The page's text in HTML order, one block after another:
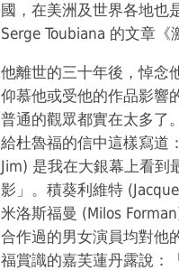
國，在美洲及世界各地也
Serge Toubiana 的文章
他離世的三十年後，悼念
仰慕他或受他的作品影響
普通的觀眾都實在太多了
給杜魯福的信中這樣寫道
Jim) 是我在大銀幕上看到
影」。積葵利維特
米洛斯福曼 (Milos
合作過的男女演員均對他
福賞識的嘉芙蓮丹露說：